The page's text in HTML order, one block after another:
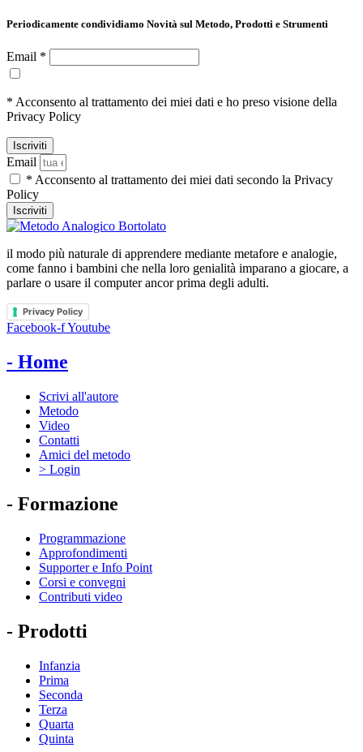
Periodicamente condividiamo Novità sul Metodo, Prodotti e Strumenti
Email *
* Acconsento al trattamento dei miei dati e ho preso visione della
Privacy Policy
Email
* Acconsento al trattamento dei miei dati secondo la Privacy
Policy
Iscriviti
il modo più naturale di apprendere mediante metafore e analogie,
come fanno i bambini che nella loro genialità imparano a giocare, a
parlare o usare il computer ancor prima degli adulti.
Privacy Policy
Facebook-fYoutube
- Home
Scrivi all'autore
Metodo
Video
Contatti
Amici del metodo
> Login
- Formazione
Programmazione
Approfondimenti
Supporter e Info Point
Corsi e convegni
Contributi video
- Prodotti
Infanzia
Prima
Seconda
Terza
Quarta
Quinta